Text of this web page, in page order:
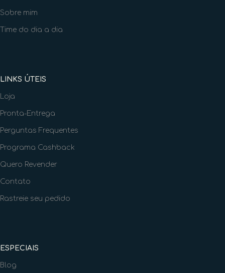
Sobre mim
Time do dia a dia
LINKS ÚTEIS
Loja
Pronta-Entrega
Perguntas Frequentes
Programa Cashback
Quero Revender
Contato
Rastreie seu pedido
ESPECIAIS
Blog